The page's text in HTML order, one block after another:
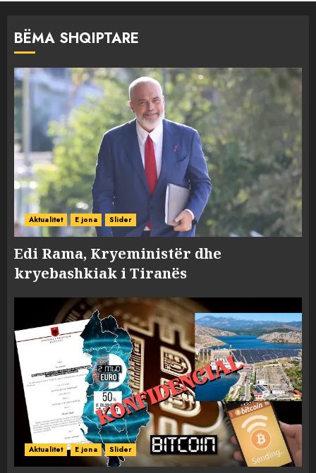
BËMA SHQIPTARE
Aktualitet E jona Slider
Edi Rama, Kryeministër dhe
kryebashkiak i Tiranës
Aktualitet E jona Slider